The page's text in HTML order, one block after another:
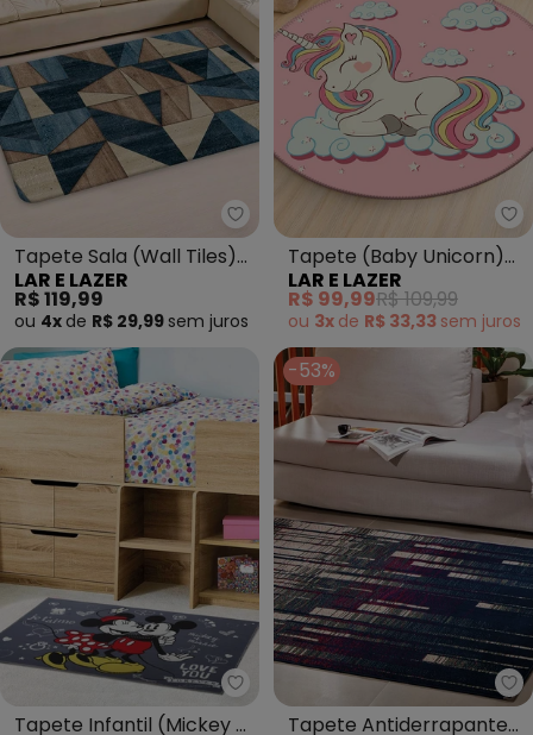
Lar e Lazer - Tapete Sala (Wall
Tapete Sala (Wall Tiles)
100x140 cm
LAR E LAZER
R$ 119,99
ou 4x de R$ 29,99 sem juros
Tapete (Baby Unicorn)
84 cm
LAR E LAZER
R$ 99,99R$ 109,99
ou 3x de R$ 33,33 sem juros
Jolitex - Tapete Infantil
Tapete Infantil (Mickey e
-53%
Tapete Antiderrapante